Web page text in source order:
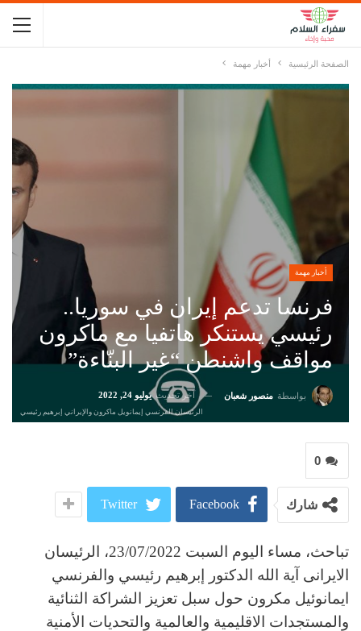
الصفحة الرئيسية أخبار مهمة
أخبار مهمة
فرنسا تدعم إيران في سوريا..
رئيسي يستنكر هاتفيا مع ماكرون
مواقف واشنطن “غير البنّاءة”
بواسطة منصور شعبان آخر تحديث يوليو 24, 2022
الرئيسان الفرنسي إيمانويل ماكرون والإيراني إبرهيم رئيسي
0
شارك Facebook
Twitter
تباحث، مساء الیوم السبت 23/07/2022، الرئیسان
الایرانی آیة الله الدکتور إبرهيم رئیسي والفرنسي
ایمانوئيل مکرون حول سبل تعزیز الشراکة الثنائیة
والمستجدات الاقلیمیة والعالمیة والتحدیات الأمنیة